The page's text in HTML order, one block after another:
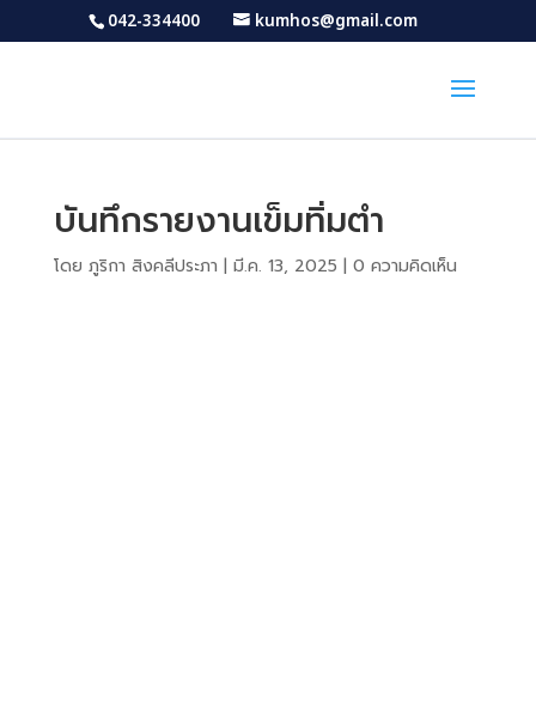
042-334400 kumhos@gmail.com
บันทึกรายงานเข็มทิ่มตำ
โดย ภูริกา สิงคลีประภา | มี.ค. 13, 2025 | 0 ความคิดเห็น